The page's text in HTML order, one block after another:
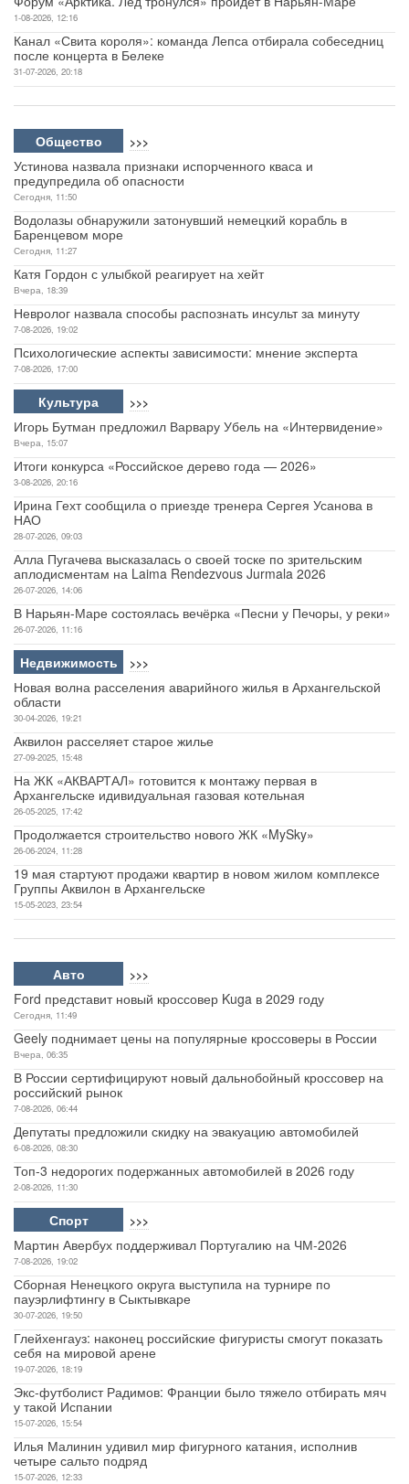
1-08-2026, 12:16
Канал «Свита короля»: команда Лепса отбирала собеседниц
после концерта в Белеке
31-07-2026, 20:18
Общество >>>
Устинова назвала признаки испорченного кваса и
предупредила об опасности
Сегодня, 11:50
Водолазы обнаружили затонувший немецкий корабль в
Баренцевом море
Сегодня, 11:27
Катя Гордон с улыбкой реагирует на хейт
Вчера, 18:39
Невролог назвала способы распознать инсульт за минуту
7-08-2026, 19:02
Психологические аспекты зависимости: мнение эксперта
7-08-2026, 17:00
Культура >>>
Игорь Бутман предложил Варвару Убель на «Интервидение»
Вчера, 15:07
Итоги конкурса «Российское дерево года — 2026»
3-08-2026, 20:16
Ирина Гехт сообщила о приезде тренера Сергея Усанова в
НАО
28-07-2026, 09:03
Алла Пугачева высказалась о своей тоске по зрительским
аплодисментам на Laima Rendezvous Jurmala 2026
26-07-2026, 14:06
В Нарьян-Маре состоялась вечёрка «Песни у Печоры, у реки»
26-07-2026, 11:16
Недвижимость >>>
Новая волна расселения аварийного жилья в Архангельской
области
30-04-2026, 19:21
Аквилон расселяет старое жилье
27-09-2025, 15:48
На ЖК «АКВАРТАЛ» готовится к монтажу первая в
Архангельске идивидуальная газовая котельная
26-05-2025, 17:42
Продолжается строительство нового ЖК «MySky»
26-06-2024, 11:28
19 мая стартуют продажи квартир в новом жилом комплексе
Группы Аквилон в Архангельске
15-05-2023, 23:54
Авто >>>
Ford представит новый кроссовер Kuga в 2029 году
Сегодня, 11:49
Geely поднимает цены на популярные кроссоверы в России
Вчера, 06:35
В России сертифицируют новый дальнобойный кроссовер на
российский рынок
7-08-2026, 06:44
Депутаты предложили скидку на эвакуацию автомобилей
6-08-2026, 08:30
Топ-3 недорогих подержанных автомобилей в 2026 году
2-08-2026, 11:30
Спорт >>>
Мартин Авербух поддерживал Португалию на ЧМ-2026
7-08-2026, 19:02
Сборная Ненецкого округа выступила на турнире по
пауэрлифтингу в Сыктывкаре
30-07-2026, 19:50
Глейхенгауз: наконец российские фигуристы смогут показать
себя на мировой арене
19-07-2026, 18:19
Экс-футболист Радимов: Франции было тяжело отбирать мяч
у такой Испании
15-07-2026, 15:54
Илья Малинин удивил мир фигурного катания, исполнив
четыре сальто подряд
15-07-2026, 12:33